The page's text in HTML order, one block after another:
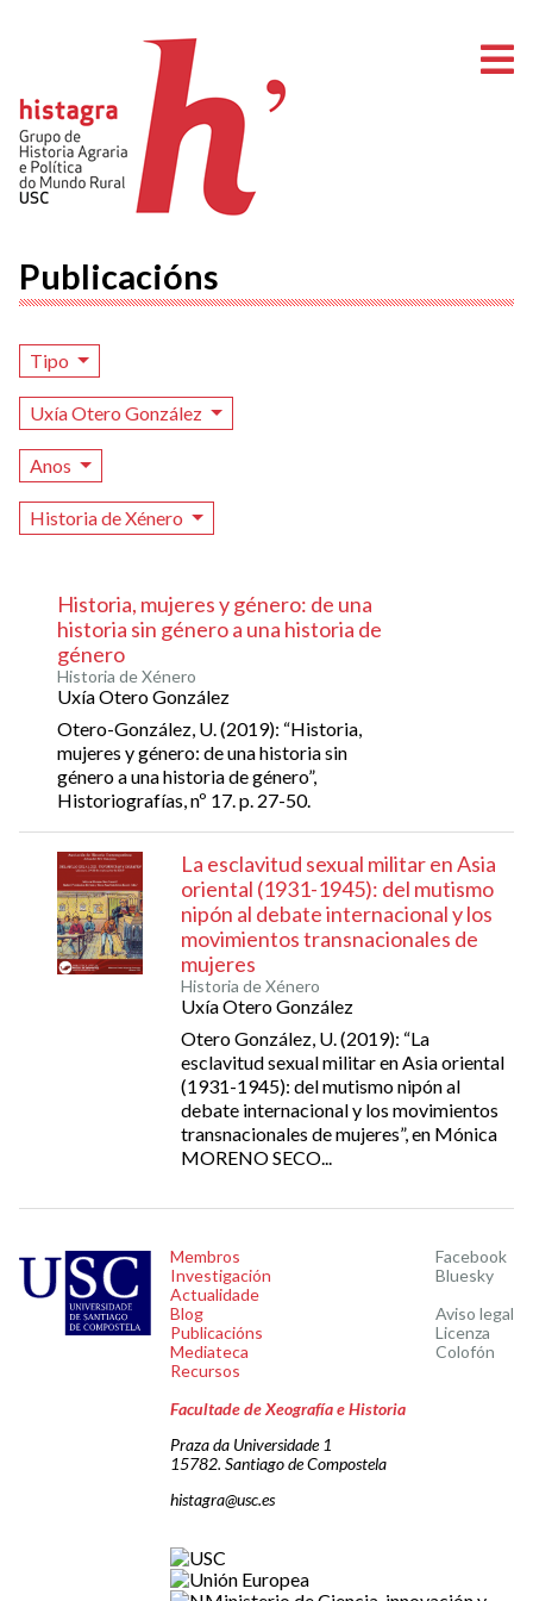
Publicacións
Tipo
Uxía Otero González
Anos
Historia de Xénero
Historia, mujeres y género: de una
historia sin género a una historia de
género
Historia de Xénero
Uxía Otero González
Otero-González, U. (2019): “Historia,
mujeres y género: de una historia sin
género a una historia de género”,
Historiografías, nº 17. p. 27-50.
La esclavitud sexual militar en Asia
oriental (1931-1945): del mutismo
nipón al debate internacional y los
movimientos transnacionales de
mujeres
Historia de Xénero
Uxía Otero González
Otero González, U. (2019): “La
esclavitud sexual militar en Asia oriental
(1931-1945): del mutismo nipón al
debate internacional y los movimientos
transnacionales de mujeres”, en Mónica
MORENO SECO...
Membros
Investigación
Actualidade
Blog
Publicacións
Mediateca
Recursos
Facebook
Bluesky
Aviso legal
Licenza
Colofón
Facultade de Xeografía e Historia
Praza da Universidade 1
15782. Santiago de Compostela
histagra@usc.es